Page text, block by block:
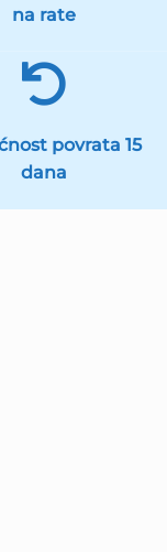
na rate
povrata 15
dana